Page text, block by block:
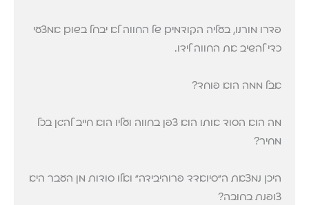
פדרו מורנו, בעליה הקודמים של החווה לא יבחל בשום אמצעי
כדי להשיב את החווה לידו.
אבל ממה הוא פוחד?
מה הוא הסוד אותו הוא צפן בחווה ועליו הוא חייב להגן בכל
מחיר?
היכן נמצאת ה"סיואדד פרוהיבידה" ואלו סודות מן העבר היא
צופנת בחובה?